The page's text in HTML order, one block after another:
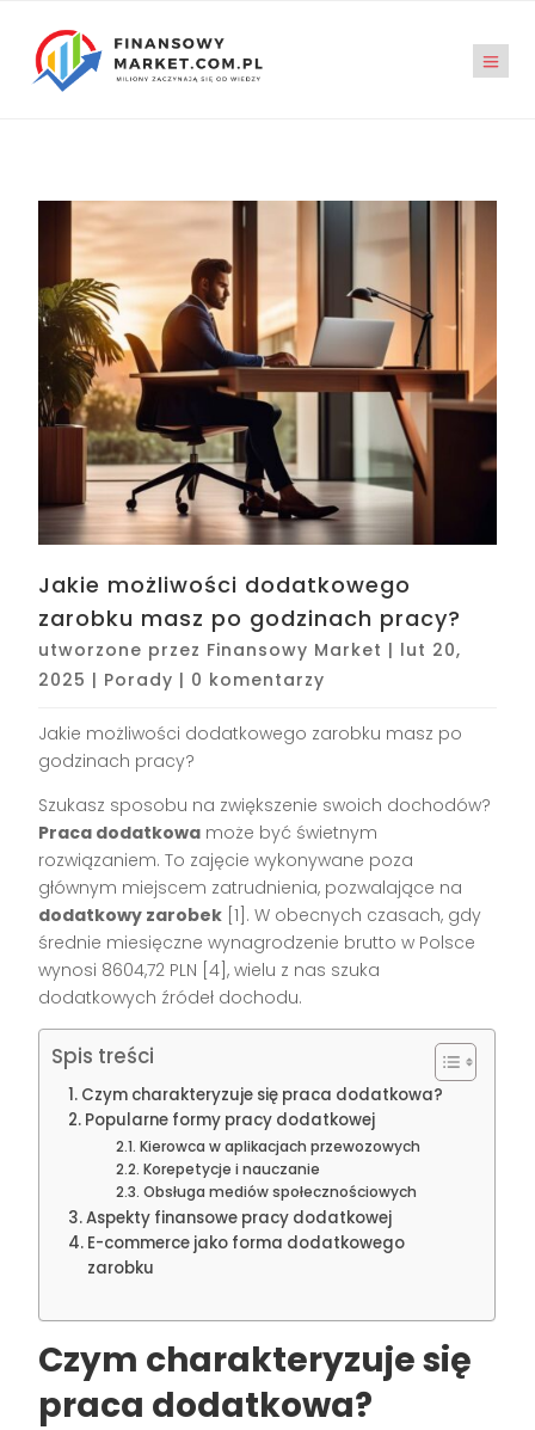
Jakie możliwości dodatkowego
zarobku masz po godzinach pracy?
utworzone przez Finansowy Market | lut 20,
2025 | Porady | 0 komentarzy
Jakie możliwości dodatkowego zarobku masz po
godzinach pracy?
Szukasz sposobu na zwiększenie swoich dochodów?
Praca dodatkowa może być świetnym
rozwiązaniem. To zajęcie wykonywane poza
głównym miejscem zatrudnienia, pozwalające na
dodatkowy zarobek [1]. W obecnych czasach, gdy
średnie miesięczne wynagrodzenie brutto w Polsce
wynosi 8604,72 PLN [4], wielu z nas szuka
dodatkowych źródeł dochodu.
Spis treści
Czym charakteryzuje się praca dodatkowa?
Popularne formy pracy dodatkowej
Kierowca w aplikacjach przewozowych
Korepetycje i nauczanie
Obsługa mediów społecznościowych
Aspekty finansowe pracy dodatkowej
E-commerce jako forma dodatkowego
zarobku
Czym charakteryzuje się
praca dodatkowa?